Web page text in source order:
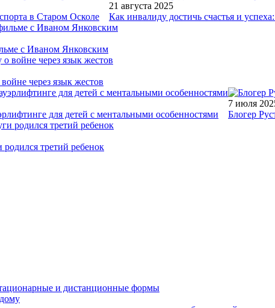
в Старом Осколе
21 августа 2025
Как инвалиду достичь счастья и
с Иваном Янковским
через язык жестов
для детей с ментальными особенностями
7 июля
Блогер
третий ребенок
и дистанционные формы